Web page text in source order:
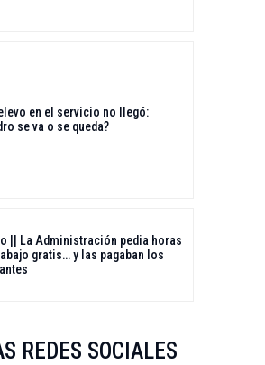
en el servicio no llegó:
se va o se queda?
|| La Administración pedia horas
gratis… y las pagaban los
REDES SOCIALES